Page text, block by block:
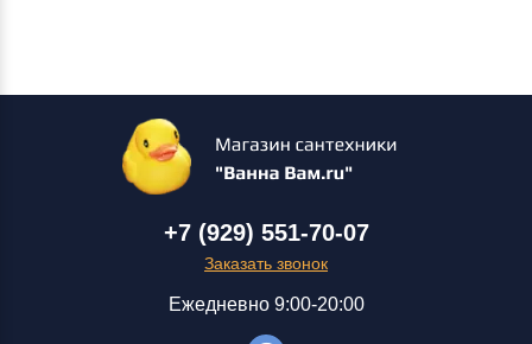
+7 (929) 551-70-07
Заказать звонок
Ежедневно 9:00-20:00